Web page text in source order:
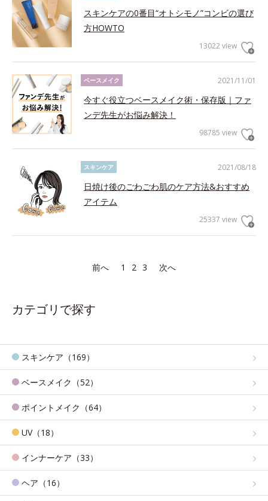
スキンケアの0番目“オトシモノ”コンビの選び
方HOWTO
13022 view
2021/11/01
ベースメイク
今すぐ役立つベースメイク術・保存版｜ファ
ンデ先生がお悩み解決！
98785 view
2021/08/18
スキンケア
日焼け後のごわごわ肌のケア方法&おすすめ
アイテム
25337 view
前へ 1 2 3 次へ
カテゴリで探す
スキンケア（169）
ベースメイク（52）
ポイントメイク（64）
UV（18）
インナーケア（33）
ヘア（16）